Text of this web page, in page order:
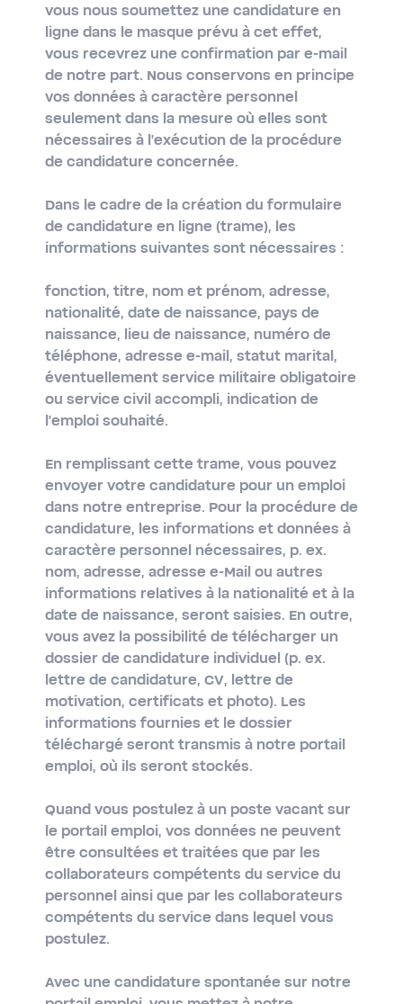
vous nous soumettez une candidature en
ligne dans le masque prévu à cet effet,
vous recevrez une confirmation par e-mail
de notre part. Nous conservons en principe
vos données à caractère personnel
seulement dans la mesure où elles sont
nécessaires à l'exécution de la procédure
de candidature concernée.
Dans le cadre de la création du formulaire
de candidature en ligne (trame), les
informations suivantes sont nécessaires :
fonction, titre, nom et prénom, adresse,
nationalité, date de naissance, pays de
naissance, lieu de naissance, numéro de
téléphone, adresse e-mail, statut marital,
éventuellement service militaire obligatoire
ou service civil accompli, indication de
l'emploi souhaité.
En remplissant cette trame, vous pouvez
envoyer votre candidature pour un emploi
dans notre entreprise. Pour la procédure de
candidature, les informations et données à
caractère personnel nécessaires, p. ex.
nom, adresse, adresse e-Mail ou autres
informations relatives à la nationalité et à la
date de naissance, seront saisies. En outre,
vous avez la possibilité de télécharger un
dossier de candidature individuel (p. ex.
lettre de candidature, CV, lettre de
motivation, certificats et photo). Les
informations fournies et le dossier
téléchargé seront transmis à notre portail
emploi, où ils seront stockés.
Quand vous postulez à un poste vacant sur
le portail emploi, vos données ne peuvent
être consultées et traitées que par les
collaborateurs compétents du service du
personnel ainsi que par les collaborateurs
compétents du service dans lequel vous
postulez.
Avec une candidature spontanée sur notre